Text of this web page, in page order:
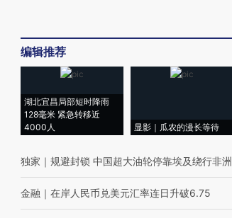
编辑推荐
湖北宜昌局部短时降雨
128毫米 紧急转移近
4000人
显影｜瓜农的漫长等待
独家 ｜ 规避封锁 中国超大油轮停靠埃及绕行非洲
金融 ｜ 在岸人民币兑美元汇率连日升破6.75